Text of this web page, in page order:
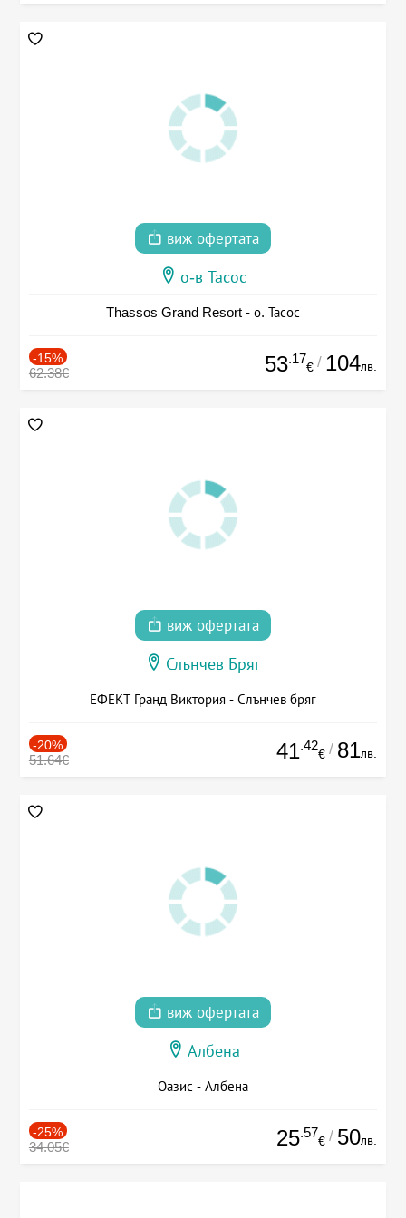
виж офертата
о-в Тасос
Thassos Grand Resort - о. Тасос
-15%
62.38€ 53.17
€ / 104лв.
виж офертата
Слънчев Бряг
ЕФЕКТ Гранд Виктория - Слънчев бряг
-20%
51.64€ 41.42
€ / 81лв.
виж офертата
Албена
Оазис - Албена
-25%
34.05€ 25.57
€ / 50лв.